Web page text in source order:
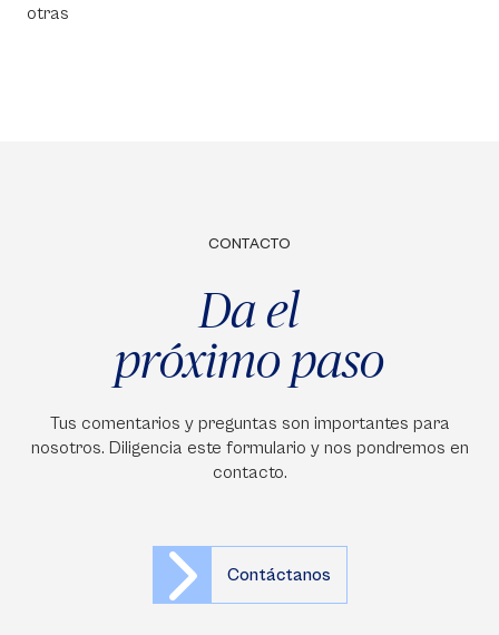
otras
CONTACTO
Da el
próximo paso
Tus comentarios y preguntas son importantes para
nosotros. Diligencia este formulario y nos pondremos en
contacto.
Contáctanos